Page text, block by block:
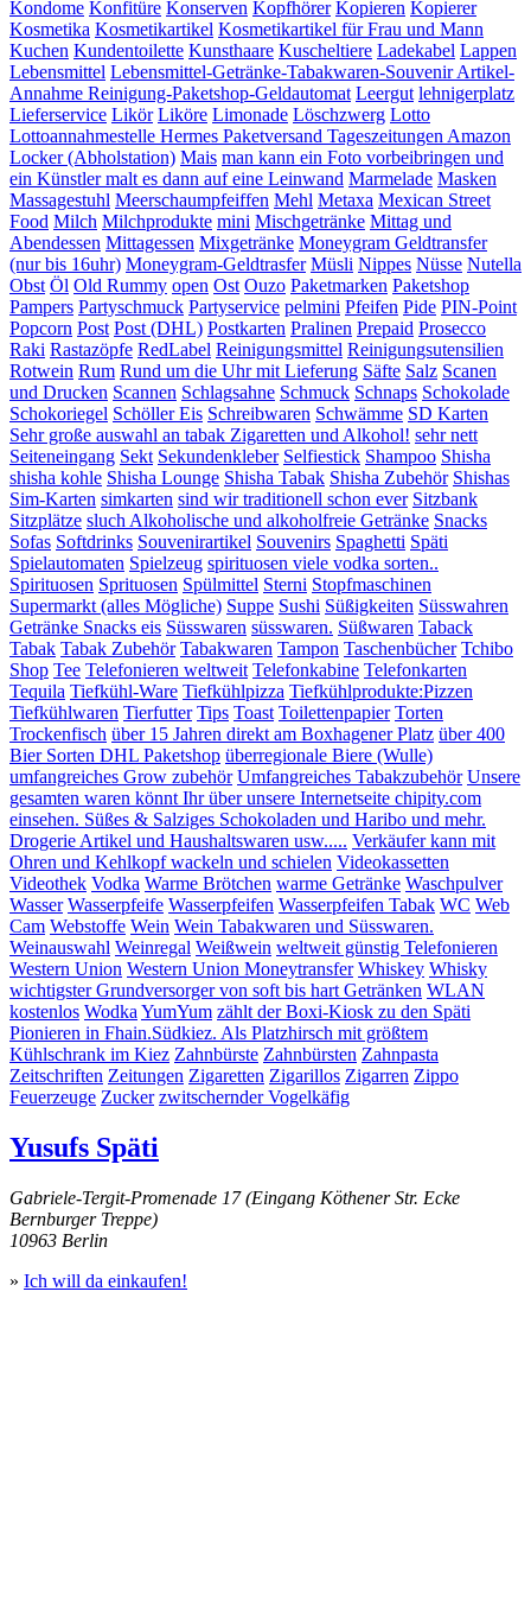
Kondome Konfitüre Konserven Kopfhörer Kopieren Kopierer
Kosmetika Kosmetikartikel Kosmetikartikel für Frau und Mann
Kuchen Kundentoilette Kunsthaare Kuscheltiere Ladekabel Lappen
Lebensmittel Lebensmittel-Getränke-Tabakwaren-Souvenir Artikel-
Annahme Reinigung-Paketshop-Geldautomat Leergut lehnigerplatz
Lieferservice Likör Liköre Limonade Löschzwerg Lotto
Lottoannahmestelle Hermes Paketversand Tageszeitungen Amazon
Locker (Abholstation) Mais man kann ein Foto vorbeibringen und
ein Künstler malt es dann auf eine Leinwand Marmelade Masken
Massagestuhl Meerschaumpfeiffen Mehl Metaxa Mexican Street
Food Milch Milchprodukte mini Mischgetränke Mittag und
Abendessen Mittagessen Mixgetränke Moneygram Geldtransfer
(nur bis 16uhr) Moneygram-Geldtrasfer Müsli Nippes Nüsse Nutella
Obst Öl Old Rummy open Ost Ouzo Paketmarken Paketshop
Pampers Partyschmuck Partyservice pelmini Pfeifen Pide PIN-Point
Popcorn Post Post (DHL) Postkarten Pralinen Prepaid Prosecco
Raki Rastazöpfe RedLabel Reinigungsmittel Reinigungsutensilien
Rotwein Rum Rund um die Uhr mit Lieferung Säfte Salz Scanen
und Drucken Scannen Schlagsahne Schmuck Schnaps Schokolade
Schokoriegel Schöller Eis Schreibwaren Schwämme SD Karten
Sehr große auswahl an tabak Zigaretten und Alkohol! sehr nett
Seiteneingang Sekt Sekundenkleber Selfiestick Shampoo Shisha
shisha kohle Shisha Lounge Shisha Tabak Shisha Zubehör Shishas
Sim-Karten simkarten sind wir traditionell schon ever Sitzbank
Sitzplätze sluch Alkoholische und alkoholfreie Getränke Snacks
Sofas Softdrinks Souvenirartikel Souvenirs Spaghetti Späti
Spielautomaten Spielzeug spirituosen viele vodka sorten..
Spirituosen Sprituosen Spülmittel Sterni Stopfmaschinen
Supermarkt (alles Mögliche) Suppe Sushi Süßigkeiten Süsswahren
Getränke Snacks eis Süsswaren süsswaren. Süßwaren Taback
Tabak Tabak Zubehör Tabakwaren Tampon Taschenbücher Tchibo
Shop Tee Telefonieren weltweit Telefonkabine Telefonkarten
Tequila Tiefkühl-Ware Tiefkühlpizza Tiefkühlprodukte:Pizzen
Tiefkühlwaren Tierfutter Tips Toast Toilettenpapier Torten
Trockenfisch über 15 Jahren direkt am Boxhagener Platz über 400
Bier Sorten DHL Paketshop überregionale Biere (Wulle)
umfangreiches Grow zubehör Umfangreiches Tabakzubehör Unsere
gesamten waren könnt Ihr über unsere Internetseite chipity.com
einsehen. Süßes & Salziges Schokoladen und Haribo und mehr.
Drogerie Artikel und Haushaltswaren usw..... Verkäufer kann mit
Ohren und Kehlkopf wackeln und schielen Videokassetten
Videothek Vodka Warme Brötchen warme Getränke Waschpulver
Wasser Wasserpfeife Wasserpfeifen Wasserpfeifen Tabak WC Web
Cam Webstoffe Wein Wein Tabakwaren und Süsswaren.
Weinauswahl Weinregal Weißwein weltweit günstig Telefonieren
Western Union Western Union Moneytransfer Whiskey Whisky
wichtigster Grundversorger von soft bis hart Getränken WLAN
kostenlos Wodka YumYum zählt der Boxi-Kiosk zu den Späti
Pionieren in Fhain.Südkiez. Als Platzhirsch mit größtem
Kühlschrank im Kiez Zahnbürste Zahnbürsten Zahnpasta
Zeitschriften Zeitungen Zigaretten Zigarillos Zigarren Zippo
Feuerzeuge Zucker zwitschernder Vogelkäfig
Yusufs Späti
Gabriele-Tergit-Promenade 17 (Eingang Köthener Str. Ecke
Bernburger Treppe)
10963 Berlin
» Ich will da einkaufen!